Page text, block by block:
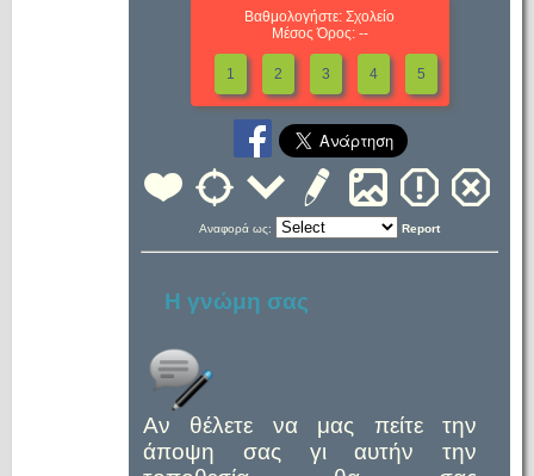
Βαθμολογήστε: Σχολείο
Μέσος Όρος: --
1 2 3 4 5
Αναφορά ως: Report
Η γνώμη σας
Αν θέλετε να μας πείτε την
άποψη σας γι αυτήν την